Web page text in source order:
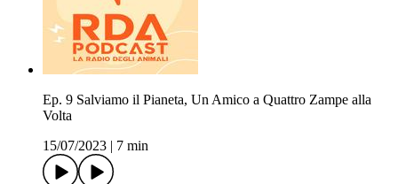
Ep. 9 Salviamo il Pianeta, Un Amico a Quattro Zampe alla
Volta
15/07/2023
7 min